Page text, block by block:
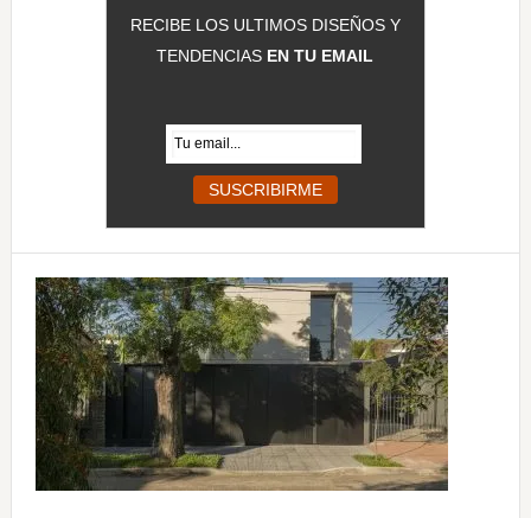
RECIBE LOS ULTIMOS DISEÑOS Y
TENDENCIAS EN TU EMAIL